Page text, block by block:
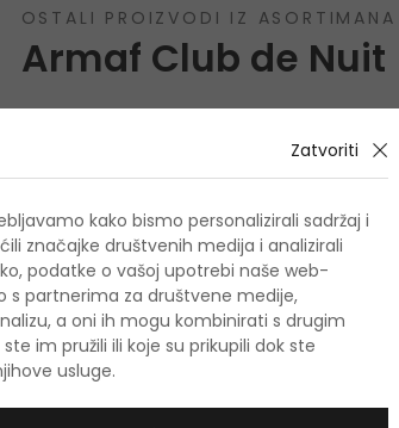
OSTALI PROIZVODI IZ ASORTIMANA
Armaf Club de Nuit
Zatvoriti
kako bismo personalizirali sadržaj i
značajke društvenih medija i analizirali
podatke o vašoj upotrebi naše web-
s partnerima za društvene medije,
a oni ih mogu kombinirati s drugim
im pružili ili koje su prikupili dok ste
usluge.